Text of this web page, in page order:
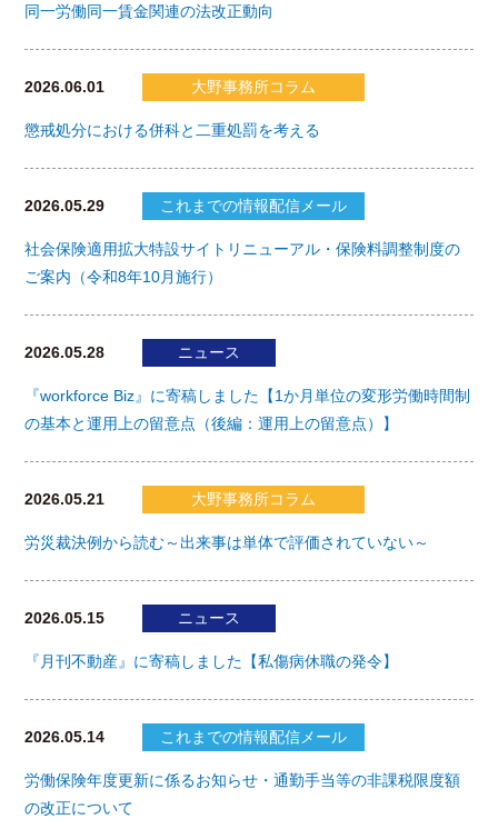
同一労働同一賃金関連の法改正動向
2026.06.01 大野事務所コラム
懲戒処分における併科と二重処罰を考える
2026.05.29 これまでの情報配信メール
社会保険適用拡大特設サイトリニューアル・保険料調整制度の
ご案内（令和8年10月施行）
2026.05.28 ニュース
『workforce Biz』に寄稿しました【1か月単位の変形労働時間制
の基本と運用上の留意点（後編：運用上の留意点）】
2026.05.21 大野事務所コラム
労災裁決例から読む～出来事は単体で評価されていない～
2026.05.15 ニュース
『月刊不動産』に寄稿しました【私傷病休職の発令】
2026.05.14 これまでの情報配信メール
労働保険年度更新に係るお知らせ・通勤手当等の非課税限度額
の改正について